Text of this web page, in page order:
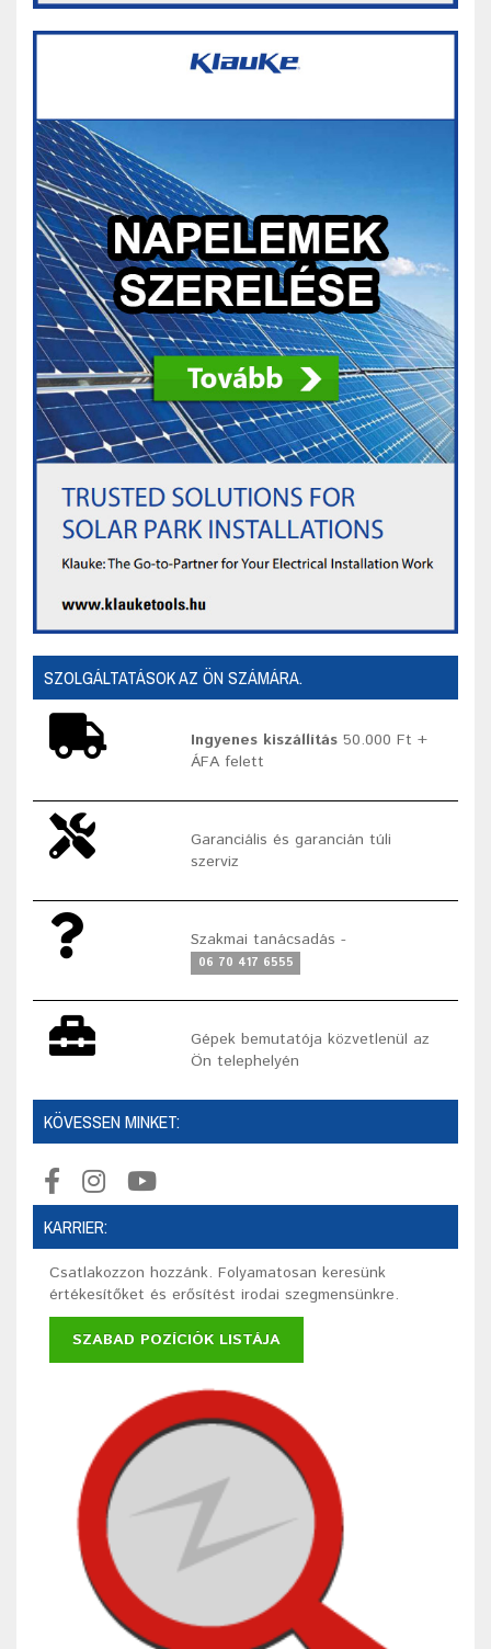
SZOLGÁLTATÁSOK AZ ÖN SZÁMÁRA.
Ingyenes kiszállítás 50.000 Ft +
ÁFA felett
Garanciális és garancián túli
szerviz
Szakmai tanácsadás -
06 70 417 6555
Gépek bemutatója közvetlenül az
Ön telephelyén
KÖVESSEN MINKET:
KARRIER:
Csatlakozzon hozzánk. Folyamatosan keresünk
értékesítőket és erősítést irodai szegmensünkre.
SZABAD POZÍCIÓK LISTÁJA